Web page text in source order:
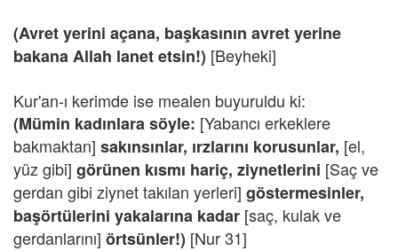
(Avret yerini açana, başkasının avret yerine
bakana Allah lanet etsin!) [Beyheki]
Kur'an-ı kerimde ise mealen buyuruldu ki:
(Mümin kadınlara söyle: [Yabancı erkeklere
bakmaktan] sakınsınlar, ırzlarını korusunlar, [el,
yüz gibi] görünen kısmı hariç, ziynetlerini [Saç ve
gerdan gibi ziynet takılan yerleri] göstermesinler,
başörtülerini yakalarına kadar [saç, kulak ve
gerdanlarını] örtsünler!) [Nur 31]